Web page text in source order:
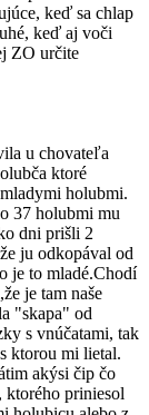
keď sa chlap
keď aj voči
ZO určite
u chovateľa
ktoré
holubmi.
37 holubmi mu
dni prišli 2
ju odkopával od
je to mladé.Chodí
je tam naše
"skapa" od
s vnúčatami, tak
ktorou mi lietal.
akýsi čip čo
ktorého priniesol